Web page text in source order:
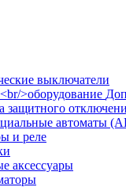
выключатели
защитного
автоматы
и реле
аксессуары